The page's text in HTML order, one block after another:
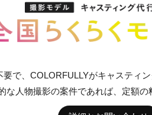
で、COLORFULLYがキャスティ
な人物撮影の案件であれば、定額の